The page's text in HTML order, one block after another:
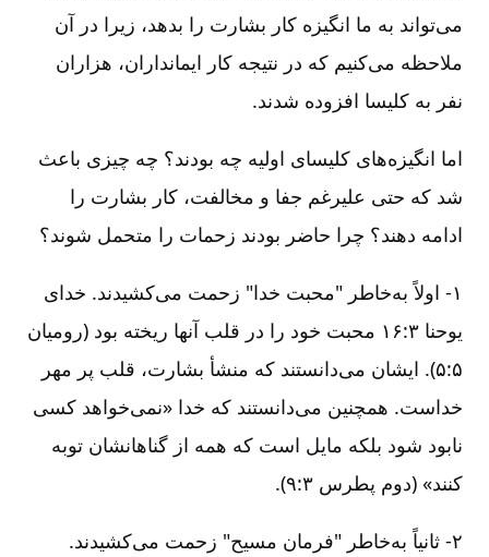
می‌تواند به ما انگیزه کار بشارت‌ را بدهد، زیرا در آن‌
ملاحظه‌ می‌کنیم‌ که‌ در نتیجه‌ کار ایمانداران‌، هزاران‌
نفر به‌ کلیسا افزوده‌ شدند.
اما انگیزه‌های‌ کلیسای‌ اولیه‌ چه‌ بودند؟ چه‌ چیزی‌ باعث‌
شد که‌ حتی‌ علیرغم‌ جفا و مخالفت‌، کار بشارت‌ را
ادامه‌ دهند؟ چرا حاضر بودند زحمات‌ را متحمل‌ شوند؟
۱- اولاً به‌خاطر "محبت‌ خدا" زحمت‌ می‌کشیدند. خدای‌
یوحنا ۳:‏۱۶ محبت‌ خود را در قلب‌ آنها ریخته‌ بود (رومیان‌
۵:‏۵). ایشان‌ می‌دانستند که‌ منشأ بشارت‌، قلب‌ پر مهر
خداست‌. همچنین‌ می‌دانستند که‌ خدا «نمی‌خواهد کسی‌
نابود شود بلکه‌ مایل‌ است‌ که‌ همه‌ از گناهانشان‌ توبه‌
کنند» (دوم‌ پطرس‌ ۳:‏۹).
۲- ثانیاً به‌خاطر "فرمان‌ مسیح‌" زحمت‌ می‌کشیدند.